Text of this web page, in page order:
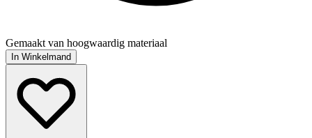
Gemaakt van hoogwaardig materiaal
In Winkelmand